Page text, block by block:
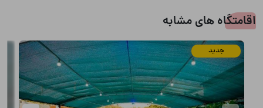
اقامتگاه های مشابه
جدید